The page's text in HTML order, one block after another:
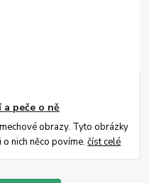
a peče o ně
obrazy. Tyto obrázky
o nich něco povíme.číst celé